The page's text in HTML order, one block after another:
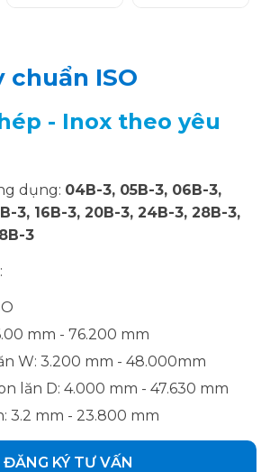
chuẩn ISO
- Inox theo yêu
dụng: 04B-3, 05B-3, 06B-3,
3, 16B-3, 20B-3, 24B-3, 28B-3,
3
mm - 76.200 mm
W: 3.200 mm - 48.000mm
lăn D: 4.000 mm - 47.630 mm
3.2 mm - 23.800 mm
ĐĂNG KÝ TƯ VẤN